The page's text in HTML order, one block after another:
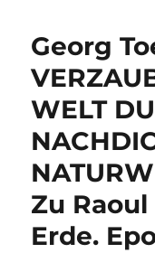
Georg
WELT
Zu
Erde.